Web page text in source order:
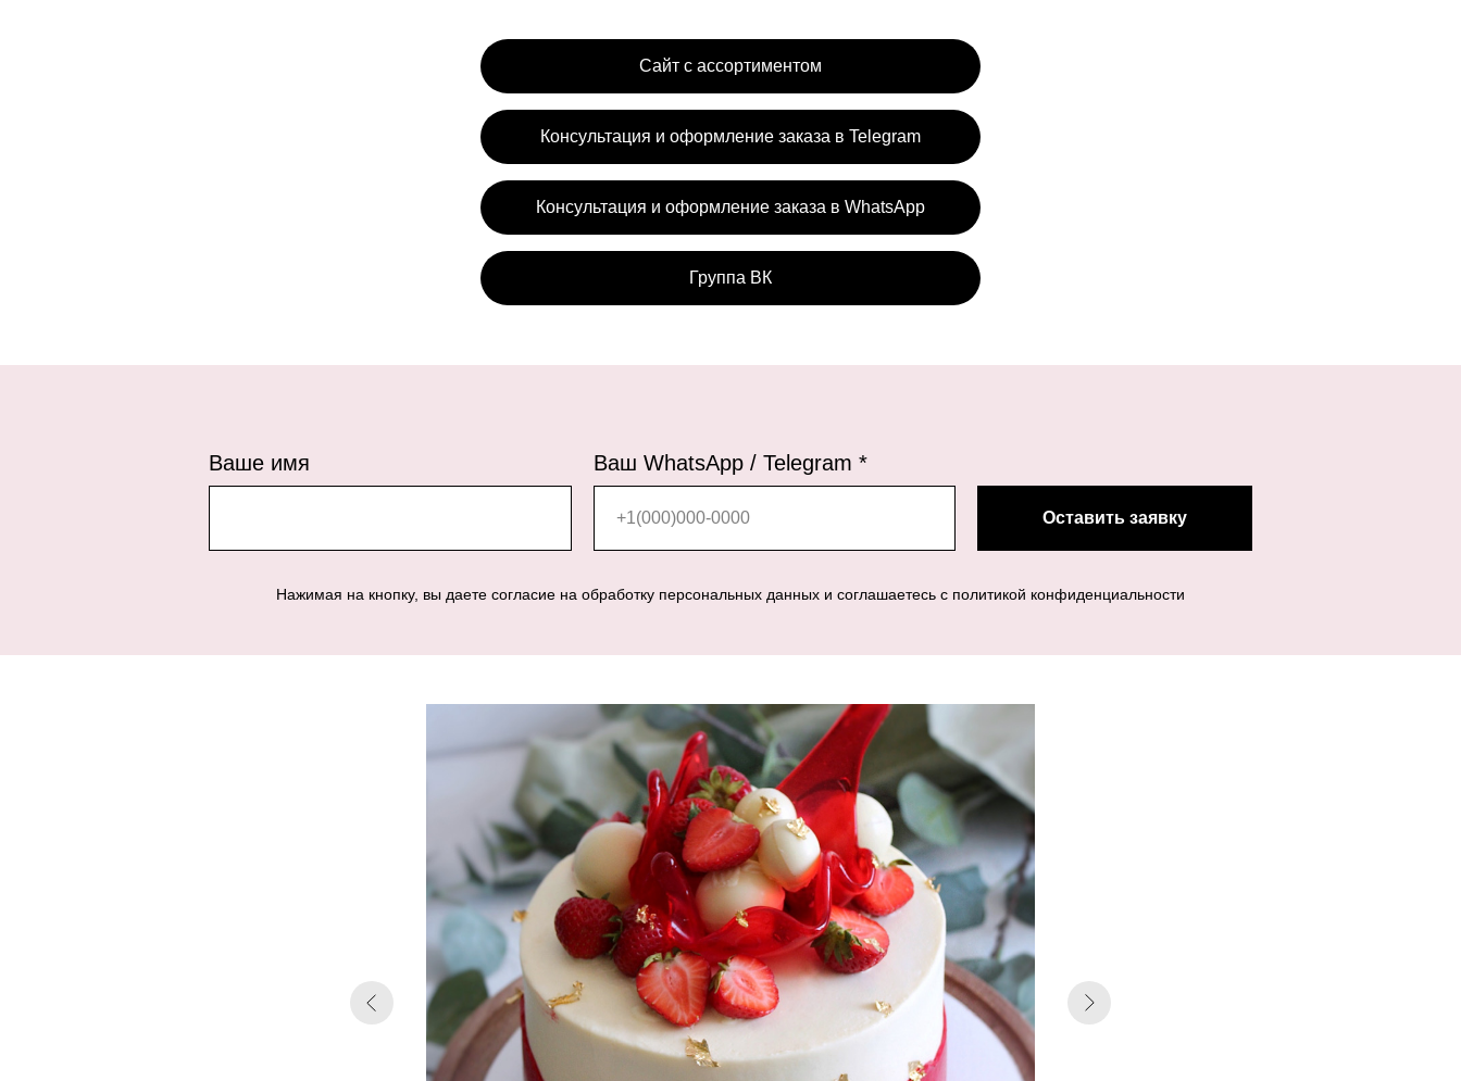
Сайт с ассортиментом
Консультация и оформление заказа в Telegram
Консультация и оформление заказа в WhatsApp
Группа ВК
Ваше имя Ваш WhatsApp / Telegram *
Оставить заявку
Нажимая на кнопку, вы даете согласие на обработку персональных данных и соглашаетесь c политикой конфиденциальности